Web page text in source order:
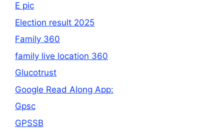
E pic
Election result 2025
Family 360
family live location 360
Glucotrust
Google Read Along App:
Gpsc
GPSSB